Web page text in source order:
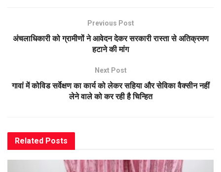
Previous Post
अंचलाधिकारी को ग्रामीणों ने आवेदन देकर सरकारी रास्ता से अतिक्रमण
हटाने की मांग
Next Post
गावां में कोविड सर्वेक्षण का कार्य को लेकर सहिया और सेविका वैक्सीन नहीं
लेने वाले को कर रही है चिन्हित
Related Posts